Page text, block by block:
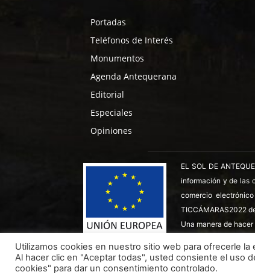
Portadas
Teléfonos de Interés
Monumentos
Agenda Antequerana
Editorial
Especiales
Opiniones
EL SOL DE
información y de las
comercio
TICCÁMARAS2022
Una manera de hacer
Todos los derechos reservados ©Dinan - 2026
Utilizamos cookies en nuestro sitio web para ofrecerle
Al hacer clic en "Aceptar todas", usted consiente el uso
cookies" para dar un consentimiento controlado.